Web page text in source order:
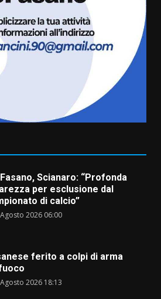
del Minareto e la prima
de “L’Albergo
Il rapimento”
Agosto 2026 06:15
Musica di
nuovo
con “Fasano in
Scianaro: “Profonda
per esclusione dal
di calcio”
2026 06:00
ferito a colpi di arma
2026 18:13